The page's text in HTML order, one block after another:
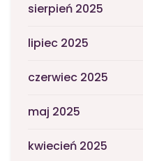
sierpień 2025
lipiec 2025
czerwiec 2025
maj 2025
kwiecień 2025